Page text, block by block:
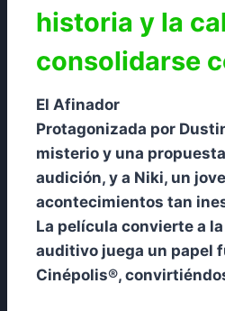
historia y la
consolidarse
El Afinador
Protagonizada por
misterio y una
audición, y a Niki, un
acontecimientos tan
La película convierte a
auditivo juega un papel
Cinépolis®,